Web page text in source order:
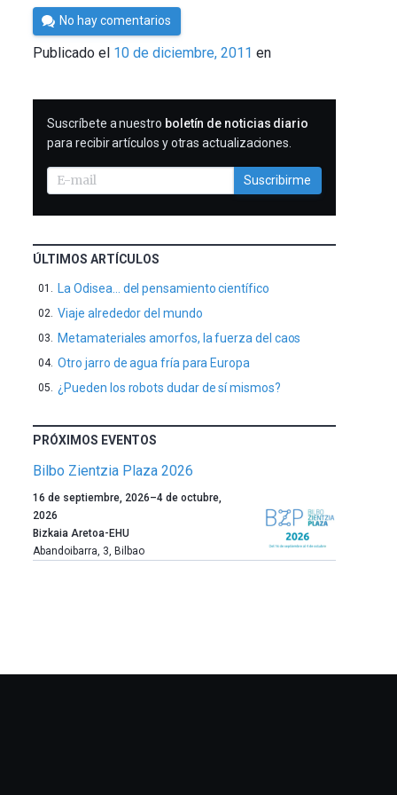
Por
Cultura
Cientifica
No hay comentarios
Publicado el 10 de diciembre, 2011 en
SUSCRIBIRME
Suscríbete a nuestro boletín de noticias diario
para recibir artículos y otras actualizaciones.
Suscribirme
ÚLTIMOS ARTÍCULOS
La Odisea… del pensamiento científico
Viaje alrededor del mundo
Metamateriales amorfos, la fuerza del caos
Otro jarro de agua fría para Europa
¿Pueden los robots dudar de sí mismos?
PRÓXIMOS EVENTOS
Bilbo Zientzia Plaza 2026
Un
año
más,
Bilbao
la
16 de septiembre, 2026–4 de octubre,
2026
Bizkaia Aretoa-EHU
Abandoibarra, 3, Bilbao